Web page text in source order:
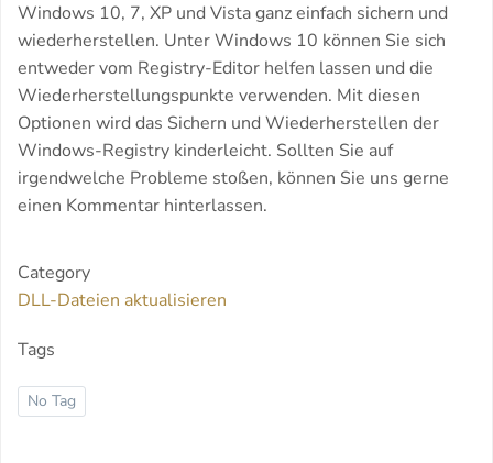
Windows 10, 7, XP und Vista ganz einfach sichern und
wiederherstellen. Unter Windows 10 können Sie sich
entweder vom Registry-Editor helfen lassen und die
Wiederherstellungspunkte verwenden. Mit diesen
Optionen wird das Sichern und Wiederherstellen der
Windows-Registry kinderleicht. Sollten Sie auf
irgendwelche Probleme stoßen, können Sie uns gerne
einen Kommentar hinterlassen.
Category
DLL-Dateien aktualisieren
Tags
No Tag